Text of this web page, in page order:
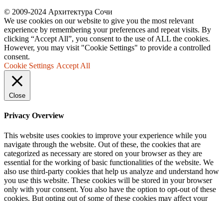
© 2009-2024 Архитектура Сочи
We use cookies on our website to give you the most relevant
experience by remembering your preferences and repeat visits. By
clicking “Accept All”, you consent to the use of ALL the cookies.
However, you may visit "Cookie Settings" to provide a controlled
consent.
Cookie Settings Accept All
Close
Privacy Overview
This website uses cookies to improve your experience while you
navigate through the website. Out of these, the cookies that are
categorized as necessary are stored on your browser as they are
essential for the working of basic functionalities of the website. We
also use third-party cookies that help us analyze and understand how
you use this website. These cookies will be stored in your browser
only with your consent. You also have the option to opt-out of these
cookies. But opting out of some of these cookies may affect your